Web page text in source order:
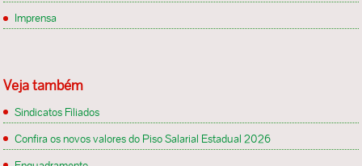
Imprensa
Veja também
Sindicatos Filiados
Confira os novos valores do Piso Salarial Estadual 2026